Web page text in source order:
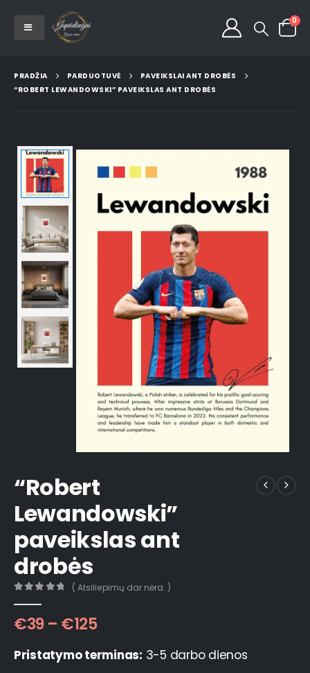
0
PRADŽIA PARDUOTUVĖ
PAVEIKSLAI ANT DROBĖS
“ROBERT LEWANDOWSKI” PAVEIKSLAS ANT DROBĖS
“Robert
Lewandowski”
paveikslas ant
drobės
( Atsiliepimų dar nėra. )
€39 – €125
Pristatymo terminas: 3-5 darbo dienos